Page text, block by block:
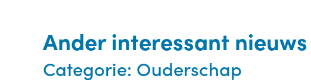
Ander interessant nieuws
Categorie: Ouderschap